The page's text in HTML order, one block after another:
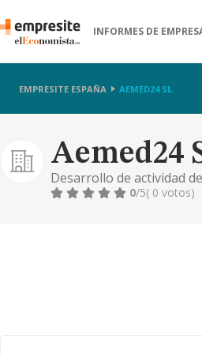
INFORMES DE
EMPRESITE ESPAÑA AEMED24 SL.
Aemed24
Desarrollo de actividad
famarcia y salud
0/5( 0 votos)